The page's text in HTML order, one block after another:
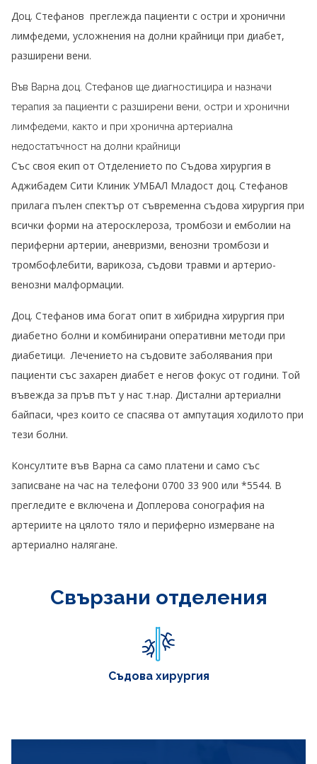
Доц. Стефанов преглежда пациенти с остри и хронични
лимфедеми, усложнения на долни крайници при диабет,
разширени вени.
Във Варна доц. Стефанов ще диагностицира и назначи
терапия за пациенти с разширени вени, остри и хронични
лимфедеми, както и при хронична артериална
недостатъчност на долни крайници
Със своя екип от Отделението по Съдова хирургия в
Аджибадем Сити Клиник УМБАЛ Младост доц. Стефанов
прилага пълен спектър от съвременна съдова хирургия при
всички форми на атеросклероза, тромбози и емболии на
периферни артерии, аневризми, венозни тромбози и
тромбофлебити, варикоза, съдови травми и артерио-
венозни малформации.
Доц. Стефанов има богат опит в хибридна хирургия при
диабетно болни и комбинирани оперативни методи при
диабетици. Лечението на съдовите заболявания при
пациенти със захарен диабет е негов фокус от години. Той
въвежда за пръв път у нас т.нар. Дистални артериални
байпаси, чрез които се спасява от ампутация ходилото при
тези болни.
Консултите във Варна са само платени и само със
записване на час на телефони 0700 33 900 или *5544. В
прегледите е включена и Доплерова сонография на
артериите на цялото тяло и периферно измерване на
артериално налягане.
Свързани отделения
Съдова хирургия